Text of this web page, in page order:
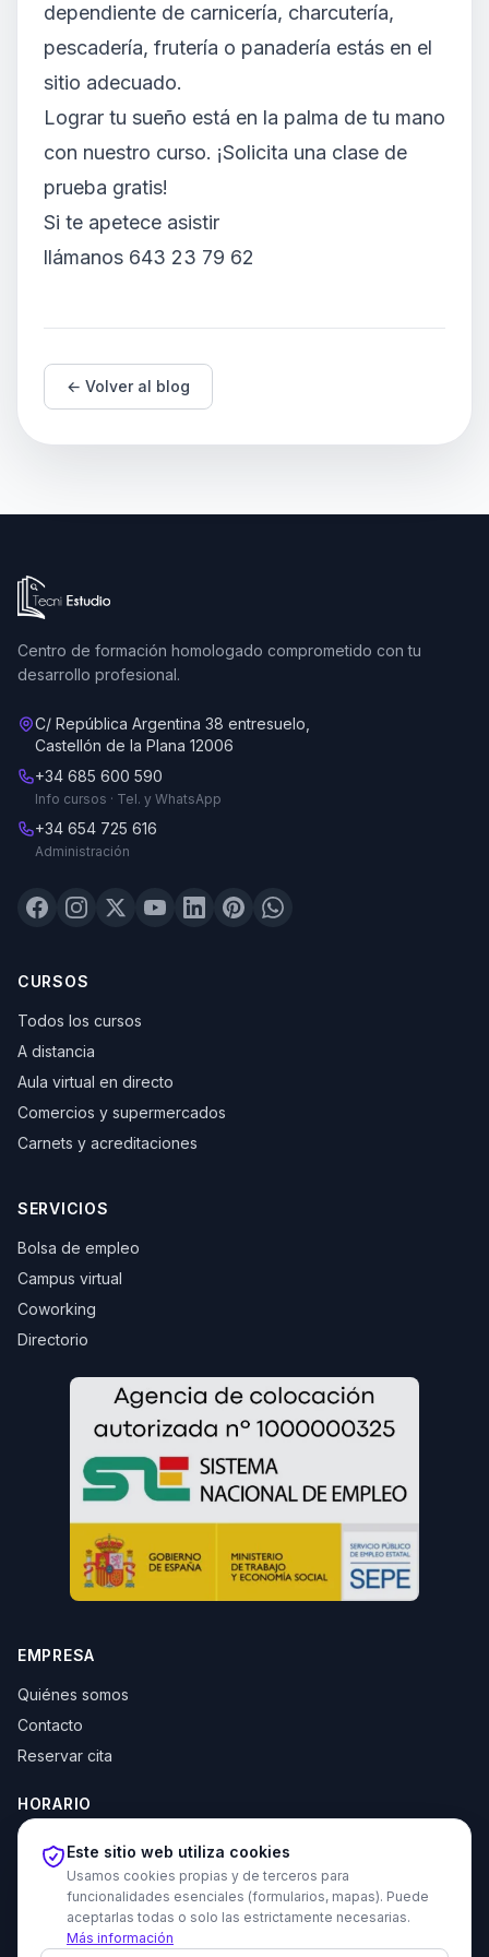
dependiente de carnicería, charcutería,
pescadería, frutería o panadería estás en el
sitio adecuado.
Lograr tu sueño está en la palma de tu mano
con nuestro curso. ¡Solicita una clase de
prueba gratis!
Si te apetece asistir
llámanos 643 23 79 62
← Volver al blog
Ir a la página de inicio de Tecni Estudio
Centro de formación homologado comprometido con tu
desarrollo profesional.
C/ República Argentina 38 entresuelo,
Castellón de la Plana 12006
+34 685 600 590
Info cursos · Tel. y WhatsApp
+34 654 725 616
Administración
CURSOS
Todos los cursos
A distancia
Aula virtual en directo
Comercios y supermercados
Carnets y acreditaciones
SERVICIOS
Bolsa de empleo
Campus virtual
Coworking
Directorio
EMPRESA
Quiénes somos
Contacto
Reservar cita
HORARIO
Lun–Jue: 10:00–14:00 y 16:30–20:00
Vie: 10:00–14:00
Este sitio web utiliza cookies
Usamos cookies propias y de terceros para
funcionalidades esenciales (formularios, mapas). Puede
aceptarlas todas o solo las estrictamente necesarias.
Más información